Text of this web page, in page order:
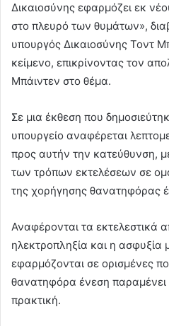
Δικαιοσύνης εφαρμόζει εκ
στο πλευρό των θυμάτων»,
υπουργός Δικαιοσύνης Τοντ
κείμενο, επικρίνοντας τον
Μπάιντεν στο θέμα.
Σε μια έκθεση που
υπουργείο αναφέρεται
προς αυτήν την κατεύθυνση,
των τρόπων εκτελέσεων σε
της χορήγησης θανατηφόρας
Αναφέρονται τα εκτελεστικά
ηλεκτροπληξία και η ασφυξία
εφαρμόζονται σε ορισμένες
θανατηφόρα ένεση
πρακτική.